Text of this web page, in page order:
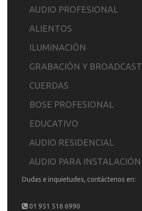
AUDIO PROFESIONAL
ALIENTOS
ILUMINACIÓN
GRABACIÓN Y BROADCAST
CUERDAS
BOSE PROFESIONAL
EDUCATIVO
AUDIO RESIDENCIAL
AUDIO PARA INSTALACIÓN
Dudas e inquietudes, contáctenos en:
01 951 516 6990